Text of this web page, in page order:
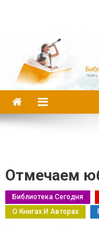
Отмечаем
Библиотека Сегодня
О Книгах И Авторах